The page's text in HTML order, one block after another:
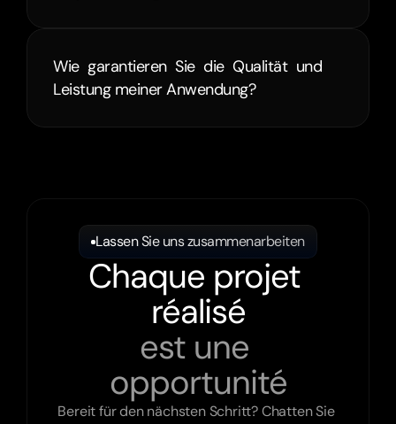
Wie garantieren Sie die Qualität und
Leistung meiner Anwendung?
Lassen Sie uns zusammenarbeiten
Chaque projet
réalisé
est une
opportunité
Bereit für den nächsten Schritt? Chatten Sie